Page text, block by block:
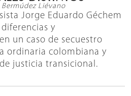
Liévano
Jorge Eduardo Géchem
y
un caso de secuestro
ordinaria colombiana y
justicia transicional.